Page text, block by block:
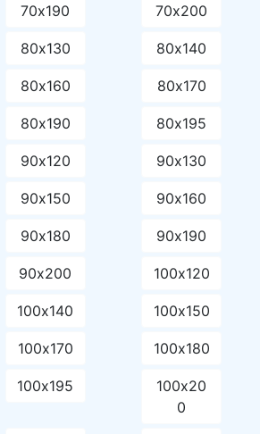
70х190 70х200
80х130 80х140
80х160 80х170
80х190 80х195
90х120 90х130
90х150 90х160
90х180 90х190
90х200 100х120
100х140 100х150
100х170 100х180
100х195
100х20
0